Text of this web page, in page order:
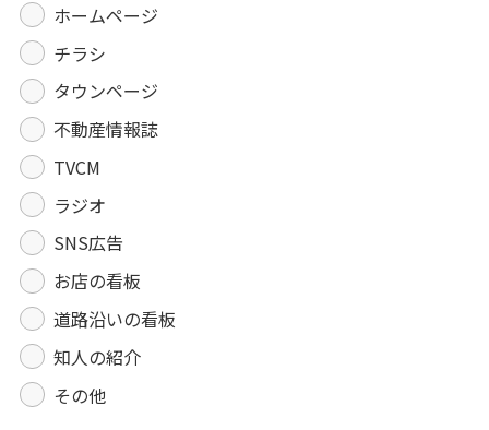
ホームページ
チラシ
タウンページ
不動産情報誌
TVCM
ラジオ
SNS広告
お店の看板
道路沿いの看板
知人の紹介
その他